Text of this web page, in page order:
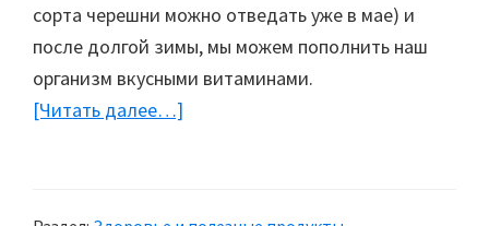
сорта черешни можно отведать уже в мае) и
после долгой зимы, мы можем пополнить наш
организм вкусными витаминами.
[Читать далее…]